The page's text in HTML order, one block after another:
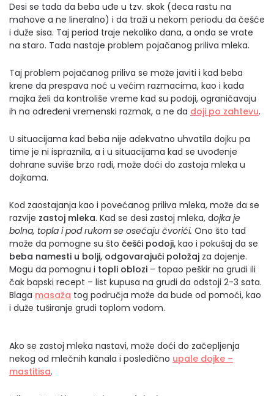
Desi se tada da beba uđe u tzv. skok (deca rastu na
mahove a ne lineralno) i da traži u nekom periodu da češće
i duže sisa. Taj period traje nekoliko dana, a onda se vrate
na staro. Tada nastaje problem pojačanog priliva mleka.
Taj problem pojačanog priliva se može javiti i kad beba
krene da prespava noć u većim razmacima, kao i kada
majka želi da kontroliše vreme kad su podoji, ograničavaju
ih na određeni vremenski razmak, a ne da doji po zahtevu.
U situacijama kad beba nije adekvatno uhvatila dojku pa
time je ni ispraznila, a i u situacijama kad se uvođenje
dohrane suviše brzo radi, može doći do zastoja mleka u
dojkama.
Kod zaostajanja kao i povećanog priliva mleka, može da se
razvije zastoj mleka. Kad se desi zastoj mleka, dojka je
bolna, topla i pod rukom se osećaju čvorići. Ono što tad
može da pomogne su što češći podoji, kao i pokušaj da se
beba namesti u bolji, odgovarajući položaj za dojenje.
Mogu da pomognu i topli oblozi – topao peškir na grudi ili
čak bapski recept – list kupusa na grudi da odstoji 2-3 sata.
Blaga masaža tog područja može da bude od pomoći, kao
i duže tuširanje grudi toplom vodom.
Ako se zastoj mleka nastavi, može doći do začepljenja
nekog od mlečnih kanala i posledično upale dojke –
mastitisa.